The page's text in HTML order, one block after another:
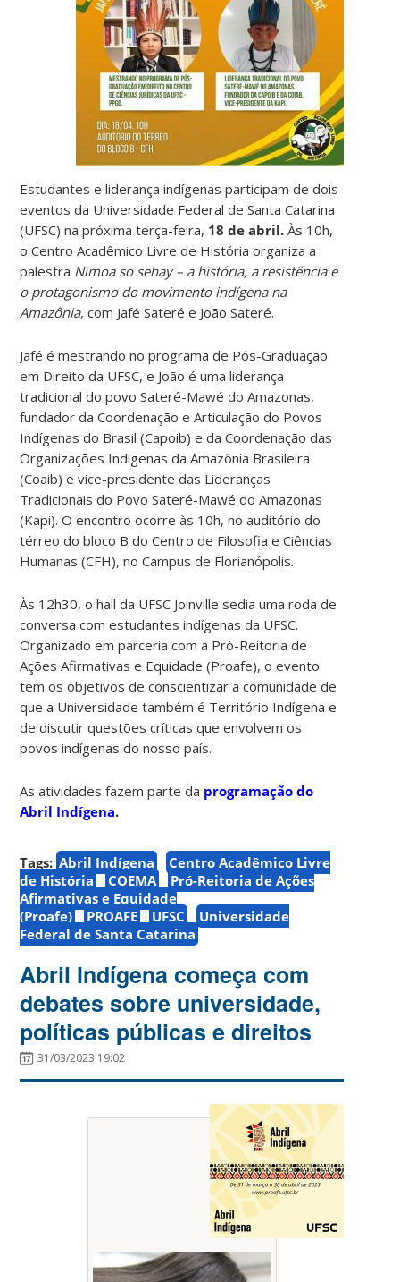
Estudantes e liderança indígenas participam de dois
eventos da Universidade Federal de Santa Catarina
(UFSC) na próxima terça-feira, 18 de abril.Às 10h,
o Centro Acadêmico Livre de História organiza a
palestra Nimoa so sehay – a história, a resistência e
o protagonismo do movimento indígena na
Amazônia, com Jafé Sateré e João Sateré.
Jafé é mestrando no programa de Pós-Graduação
em Direito da UFSC, e João é uma liderança
tradicional do povo Sateré-Mawé do Amazonas,
fundador da Coordenação e Articulação do Povos
Indígenas do Brasil (Capoib) e da Coordenação das
Organizações Indígenas da Amazônia Brasileira
(Coaib) e vice-presidente das Lideranças
Tradicionais do Povo Sateré-Mawé do Amazonas
(Kapi). O encontro ocorre às 10h, no auditório do
térreo do bloco B do Centro de Filosofia e Ciências
Humanas (CFH), no Campus de Florianópolis.
Às 12h30, o hall da UFSC Joinville sedia uma roda de
conversa com estudantes indígenas da UFSC.
Organizado em parceria com a Pró-Reitoria de
Ações Afirmativas e Equidade (Proafe), o evento
tem os objetivos de conscientizar a comunidade de
que a Universidade também é Território Indígena e
de discutir questões críticas que envolvem os
povos indígenas do nosso país.
As atividades fazem parte da programação do
Abril Indígena.
Tags: Abril Indígena
Centro Acadêmico Livre
de História
COEMA
Pró-Reitoria de Ações
Afirmativas e Equidade
(Proafe)
PROAFE UFSC
Universidade
Federal de Santa Catarina
Abril Indígena começa com
debates sobre universidade,
políticas públicas e direitos
31/03/2023 19:02